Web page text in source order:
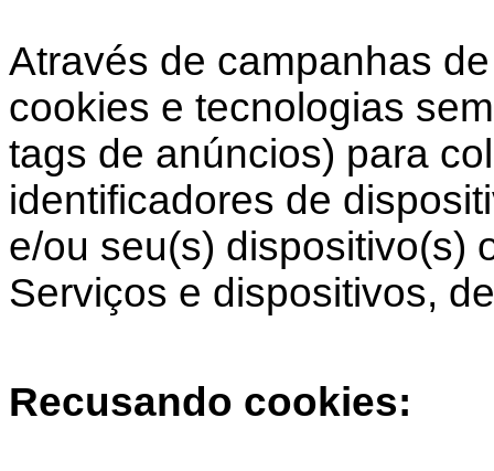
Através de campanhas
cookies e tecnologias
tags de anúncios) para
identificadores de
e/ou seu(s) dispositivo(s)
Serviços e dispositivos,
Recusando cookies: